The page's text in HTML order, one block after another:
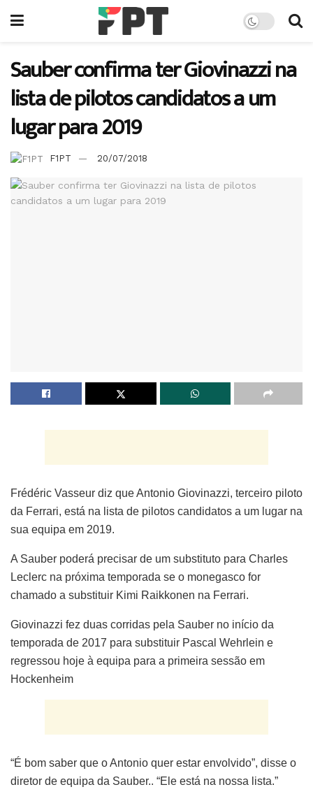
Sauber confirma ter Giovinazzi na
lista de pilotos candidatos a um
lugar para 2019
F1PT 20/07/2018
Frédéric Vasseur diz que Antonio Giovinazzi, terceiro piloto
da Ferrari, está na lista de pilotos candidatos a um lugar na
sua equipa em 2019.
A Sauber poderá precisar de um substituto para Charles
Leclerc na próxima temporada se o monegasco for
chamado a substituir Kimi Raikkonen na Ferrari.
Giovinazzi fez duas corridas pela Sauber no início da
temporada de 2017 para substituir Pascal Wehrlein e
regressou hoje à equipa para a primeira sessão em
Hockenheim
“É bom saber que o Antonio quer estar envolvido”, disse o
diretor de equipa da Sauber.. “Ele está na nossa lista.”